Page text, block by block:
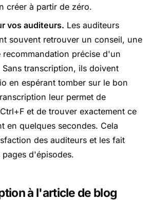
créer à partir de zéro.
vos auditeurs. Les auditeurs
souvent retrouver un conseil, une
précise d'un
Sans transcription, ils doivent
en espérant tomber sur le bon
leur permet de
et de trouver exactement ce
en quelques secondes. Cela
des auditeurs et les fait
d'épisodes.
à l'article de blog